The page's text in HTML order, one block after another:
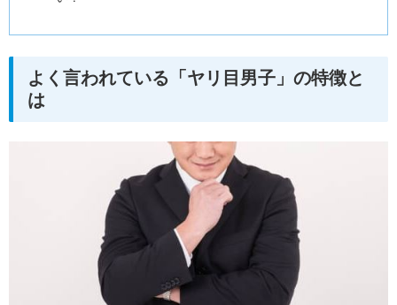
よく言われている「ヤリ目男子」の特徴と
は